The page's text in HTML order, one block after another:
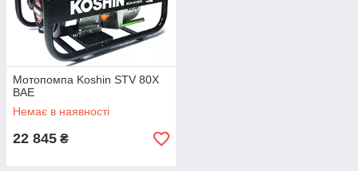
Мотопомпа Koshin STV 80X
BAE
Немає в наявності
22 845 ₴